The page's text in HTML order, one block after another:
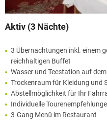
Aktiv (3 Nächte)
3 Übernachtungen inkl. einem
reichhaltigen Buffet
Wasser und Teestation auf
Trockenraum für Kleidung und
Abstellmöglichkeit für Ihr
Individuelle
3-Gang Menü im Restaurant